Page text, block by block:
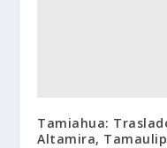
Tamiahua:
Altamira,